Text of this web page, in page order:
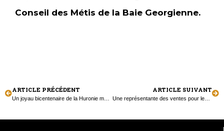
Conseil des Métis de la Baie Georgienne.
ARTICLE PRÉCÉDENT ARTICLE SUIVANT
Une représentante des ventes pour les médias francophones de Simcoe